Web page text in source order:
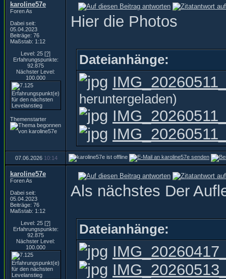
karoline57e
Foren As
Dabei seit:
05.04.2023
Beiträge: 76
Maßstab: 1:12
Level: 25 [?]
Erfahrungspunkte:
92.875
Nächster Level:
100.000
Themenstarter
Hier die Photos
Dateianhänge:
heruntergeladen)
07.06.2026 10:14
karoline57e
Foren As
Dabei seit:
05.04.2023
Beiträge: 76
Maßstab: 1:12
Level: 25 [?]
Erfahrungspunkte:
92.875
Nächster Level:
100.000
Als nächstes Der
Dateianhänge: